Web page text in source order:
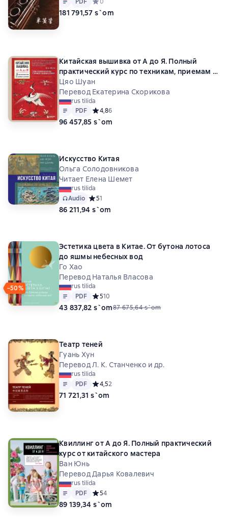
181 791,57 s`om
Китайская вышивка от А до Я. Полный
практический курс по техникам, приемам и
стилям
Цяо Шуан
Перевод Екатерина Скорикова
rus tilida
Matn
PDF
PDF Средний рейтинг 4,8 на основе 6 оценок
4,86
96 457,85 s`om
Искусство Китая
Ольга Солодовникова
Читает Елена Шемет
rus tilida
Audio Средний рейтинг 5 на основе 1 оценок
51
86 211,94 s`om
−50%
Эстетика цвета в Китае. От бутона лотоса
до яшмы небесных вод
Го Хао
Перевод Наталья Власова
rus tilida
Matn
PDF
PDF Средний рейтинг 5 на основе 10 оценок
510
43 837,82 s`om87 675,64 s`om
Театр теней
Гуань Хун
Перевод Л. К. Станченко и др.
rus tilida
Matn
PDF
PDF Средний рейтинг 4,5 на основе 2 оценок
4,52
71 721,31 s`om
Квиллинг от А до Я. Полный практический
курс от китайского мастера
Ван Юнь
Перевод Дарья Ковалевич
rus tilida
Matn
PDF
PDF Средний рейтинг 5 на основе 4 оценок
54
89 139,34 s`om